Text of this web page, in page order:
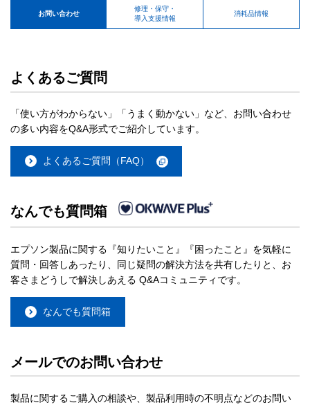
お問い合わせ
修理・保守・
導入支援情報
消耗品情報
よくあるご質問
「使い方がわからない」「うまく動かない」など、お問い合わせ
の多い内容をQ&A形式でご紹介しています。
よくあるご質問（FAQ）
なんでも質問箱
エプソン製品に関する『知りたいこと』『困ったこと』を気軽に
質問・回答しあったり、同じ疑問の解決方法を共有したりと、お
客さまどうしで解決しあえる Q&Aコミュニティです。
なんでも質問箱
メールでのお問い合わせ
製品に関するご購入の相談や、製品利用時の不明点などのお問い